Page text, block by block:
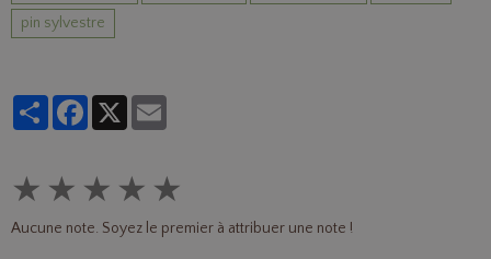
pin sylvestre
PartagerFacebook
★ ★ ★ ★ ★
Aucune note. Soyez le premier à attribuer une note !